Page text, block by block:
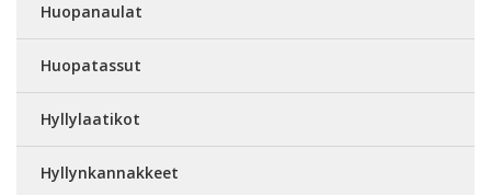
Huopanaulat
Huopatassut
Hyllylaatikot
Hyllynkannakkeet